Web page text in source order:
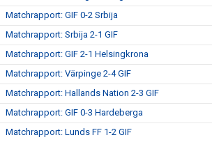
Matchrapport: GIF 0-2 Srbija
Matchrapport: Srbija 2-1 GIF
Matchrapport: GIF 2-1 Helsingkrona
Matchrapport: Värpinge 2-4 GIF
Matchrapport: Hallands Nation 2-3 GIF
Matchrapport: GIF 0-3 Hardeberga
Matchrapport: Lunds FF 1-2 GIF